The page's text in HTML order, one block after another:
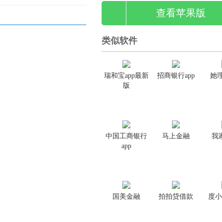
查看苹果版
类似软件
瑞和宝app最新
版
招商银行app 她
中国工商银行
app
马上金融 我
国美金融 拍拍贷借款 度